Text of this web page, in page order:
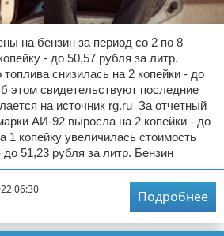
на бензин за период со 2 по 8
- до 50,57 рубля за литр.
снизилась на 2 копейки - до
этом свидетельствуют последние
на источник rg.ru За отчетный
АИ-92 выросла на 2 копейки - до
1 копейку увеличилась стоимость
51,23 рубля за литр. Бензин
06:30
Подробнее